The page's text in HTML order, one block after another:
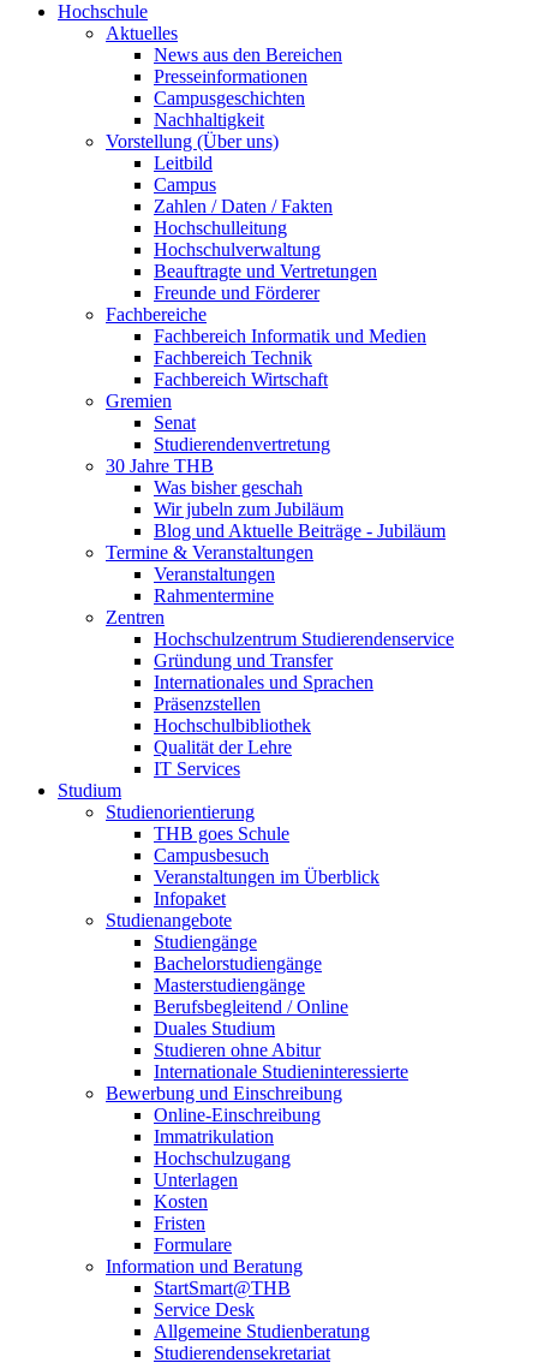
Hochschule
Aktuelles
News aus den Bereichen
Presseinformationen
Campusgeschichten
Nachhaltigkeit
Vorstellung (Über uns)
Leitbild
Campus
Zahlen / Daten / Fakten
Hochschulleitung
Hochschulverwaltung
Beauftragte und Vertretungen
Freunde und Förderer
Fachbereiche
Fachbereich Informatik und Medien
Fachbereich Technik
Fachbereich Wirtschaft
Gremien
Senat
Studierendenvertretung
30 Jahre THB
Was bisher geschah
Wir jubeln zum Jubiläum
Blog und Aktuelle Beiträge - Jubiläum
Termine & Veranstaltungen
Veranstaltungen
Rahmentermine
Zentren
Hochschulzentrum Studierendenservice
Gründung und Transfer
Internationales und Sprachen
Präsenzstellen
Hochschulbibliothek
Qualität der Lehre
IT Services
Studium
Studienorientierung
THB goes Schule
Campusbesuch
Veranstaltungen im Überblick
Infopaket
Studienangebote
Studiengänge
Bachelorstudiengänge
Masterstudiengänge
Berufsbegleitend / Online
Duales Studium
Studieren ohne Abitur
Internationale Studieninteressierte
Bewerbung und Einschreibung
Online-Einschreibung
Immatrikulation
Hochschulzugang
Unterlagen
Kosten
Fristen
Formulare
Information und Beratung
StartSmart@THB
Service Desk
Allgemeine Studienberatung
Studierendensekretariat